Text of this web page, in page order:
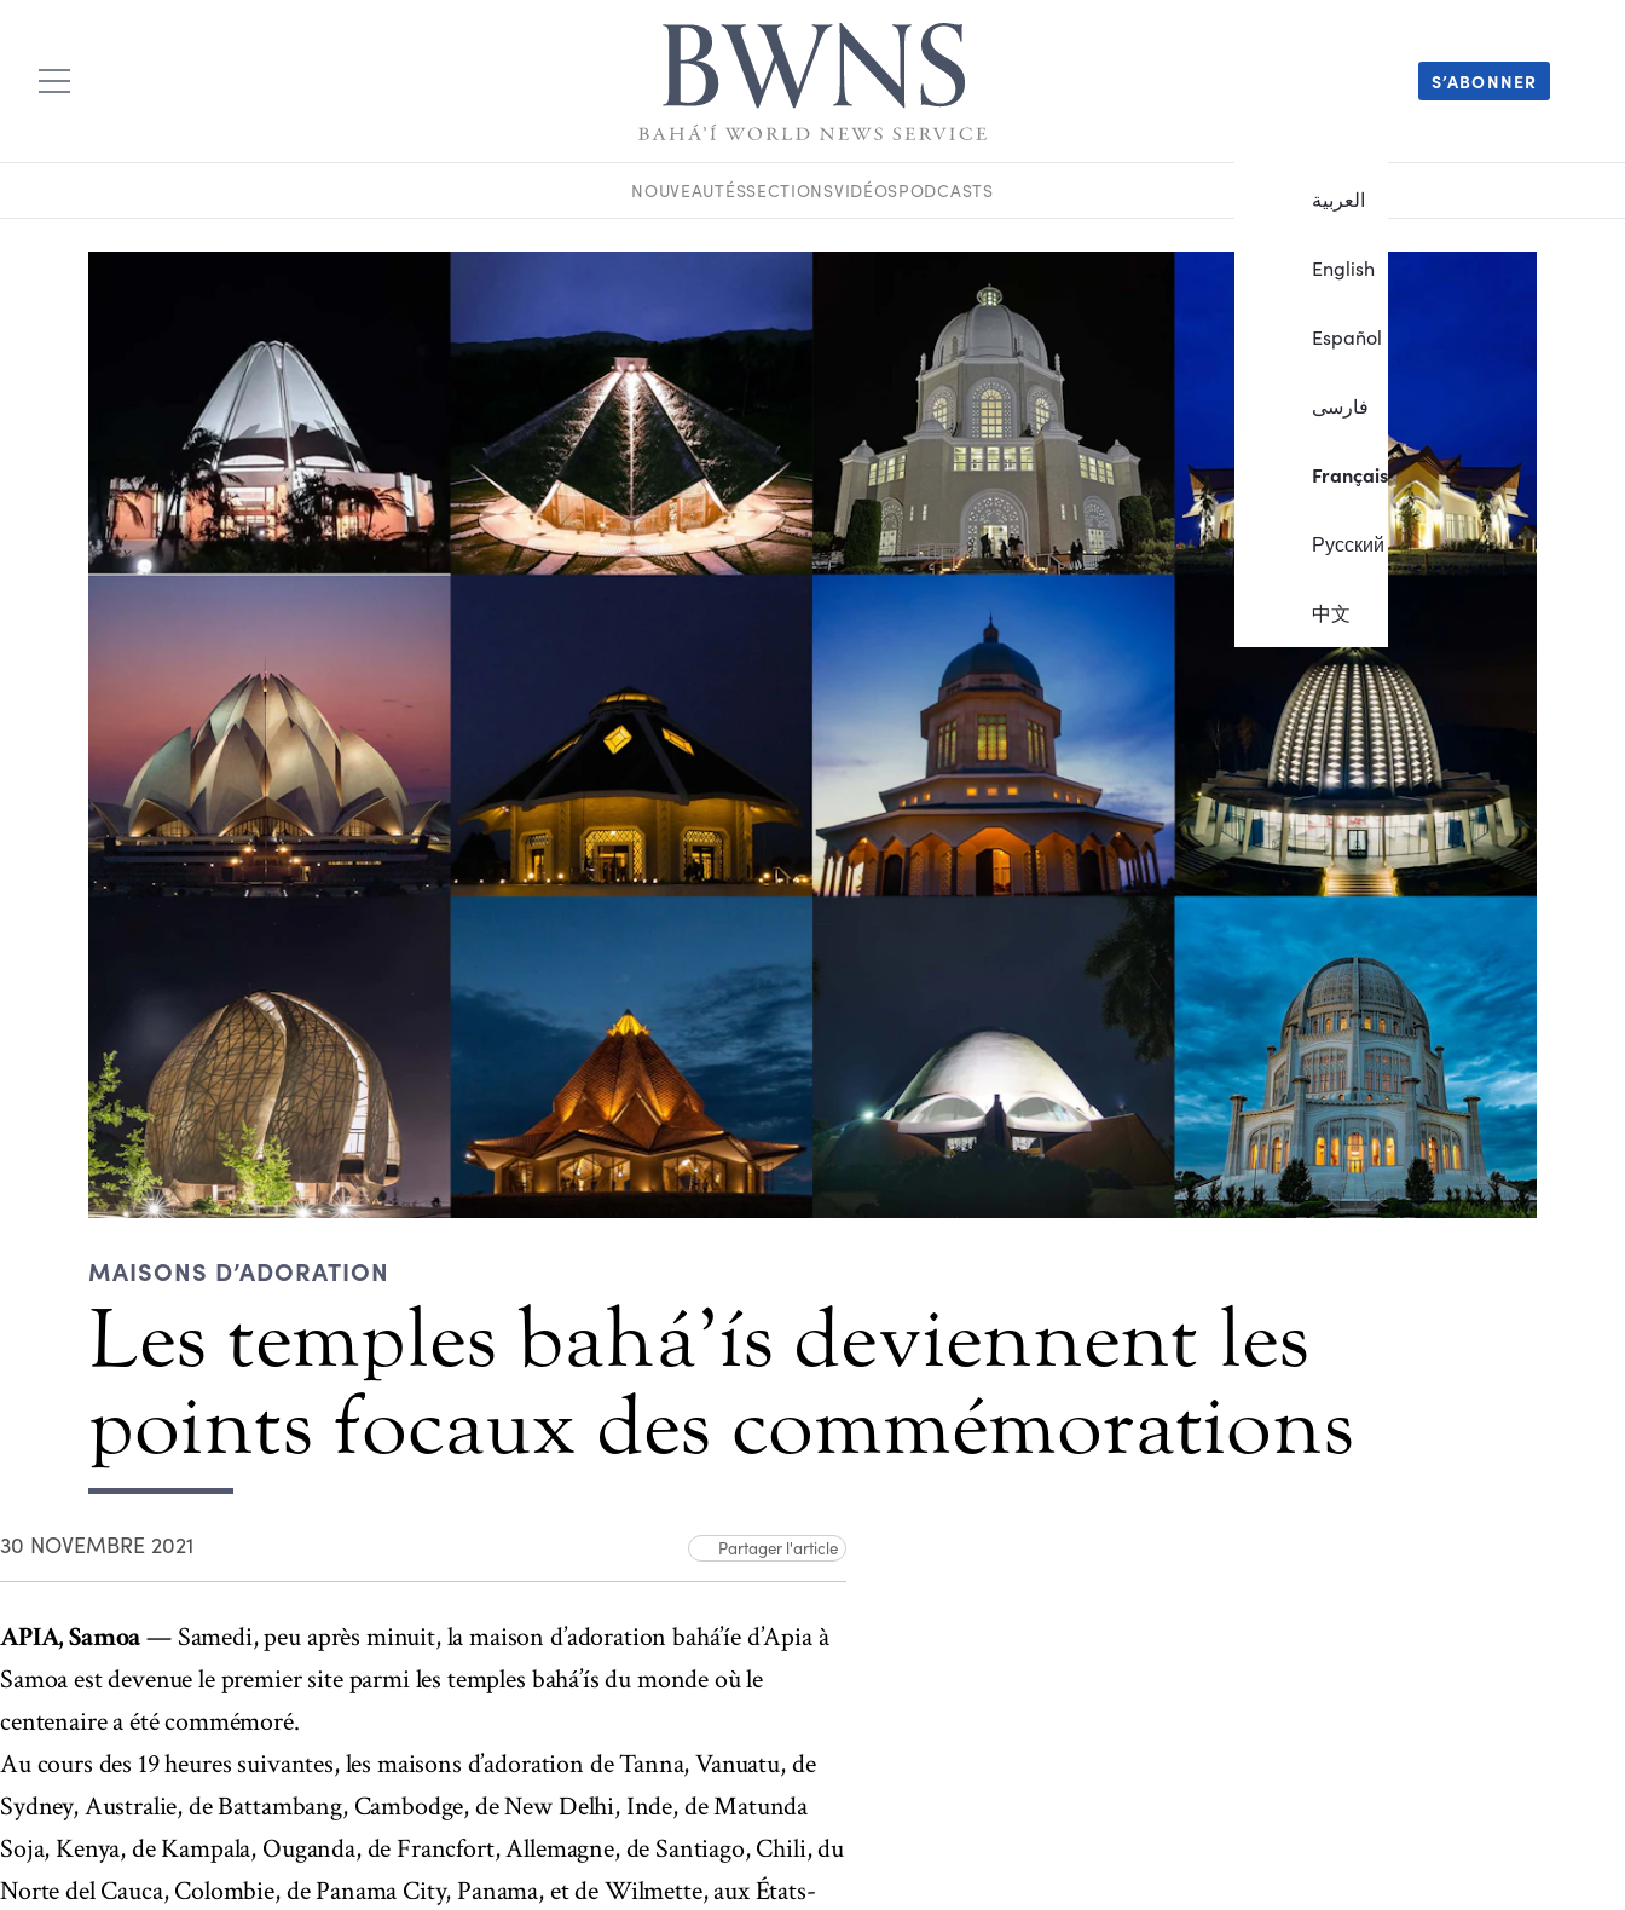
العربية
English
Español
فارسی
Français
Русский
中文
S’ABONNER
NOUVEAUTÉSSECTIONSVIDÉOSPODCASTS
MAISONS D’ADORATION
Les temples bahá’ís deviennent les
points focaux des commémorations
30 NOVEMBRE 2021 Partager l'article
APIA, Samoa— Samedi, peu après minuit, la maison d’adoration bahá’íe d’Apia à
Samoa est devenue le premier site parmi les temples bahá’ís du monde où le
centenaire a été commémoré.
Au cours des 19 heures suivantes, les maisons d’adoration de Tanna, Vanuatu, de
Sydney, Australie, de Battambang, Cambodge, de New Delhi, Inde, de Matunda
Soja, Kenya, de Kampala, Ouganda, de Francfort, Allemagne, de Santiago, Chili, du
Norte del Cauca, Colombie, de Panama City, Panama, et de Wilmette, aux États-